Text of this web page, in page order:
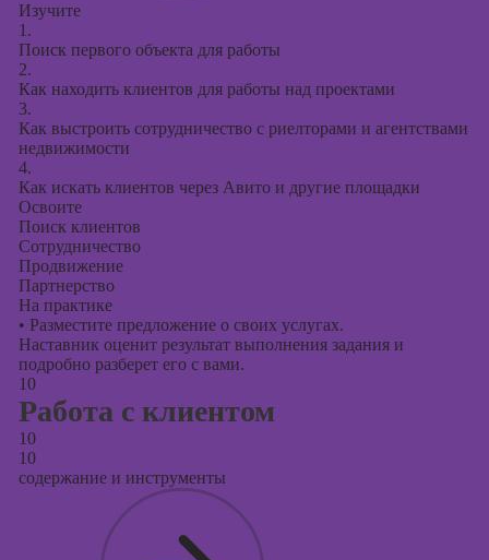
Изучите
1.
Поиск первого объекта для работы
2.
Как находить клиентов для работы над проектами
3.
Как выстроить сотрудничество с риелторами и агентствами
недвижимости
4.
Как искать клиентов через Авито и другие площадки
Освоите
Поиск клиентов
Сотрудничество
Продвижение
Партнерство
На практике
• Разместите предложение о своих услугах.
Наставник оценит результат выполнения задания и
подробно разберет его с вами.
10
Работа с клиентом
10
10
содержание и инструменты